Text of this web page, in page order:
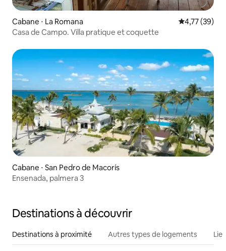
Cabane ⋅ La Romana Évaluation
4,77 (39)
Casa de Campo. Villa pratique et coquette
Cabane ⋅ San Pedro de Macorís
Ensenada, palmera 3
Destinations à découvrir
Destinations à proximité Autres types de logements